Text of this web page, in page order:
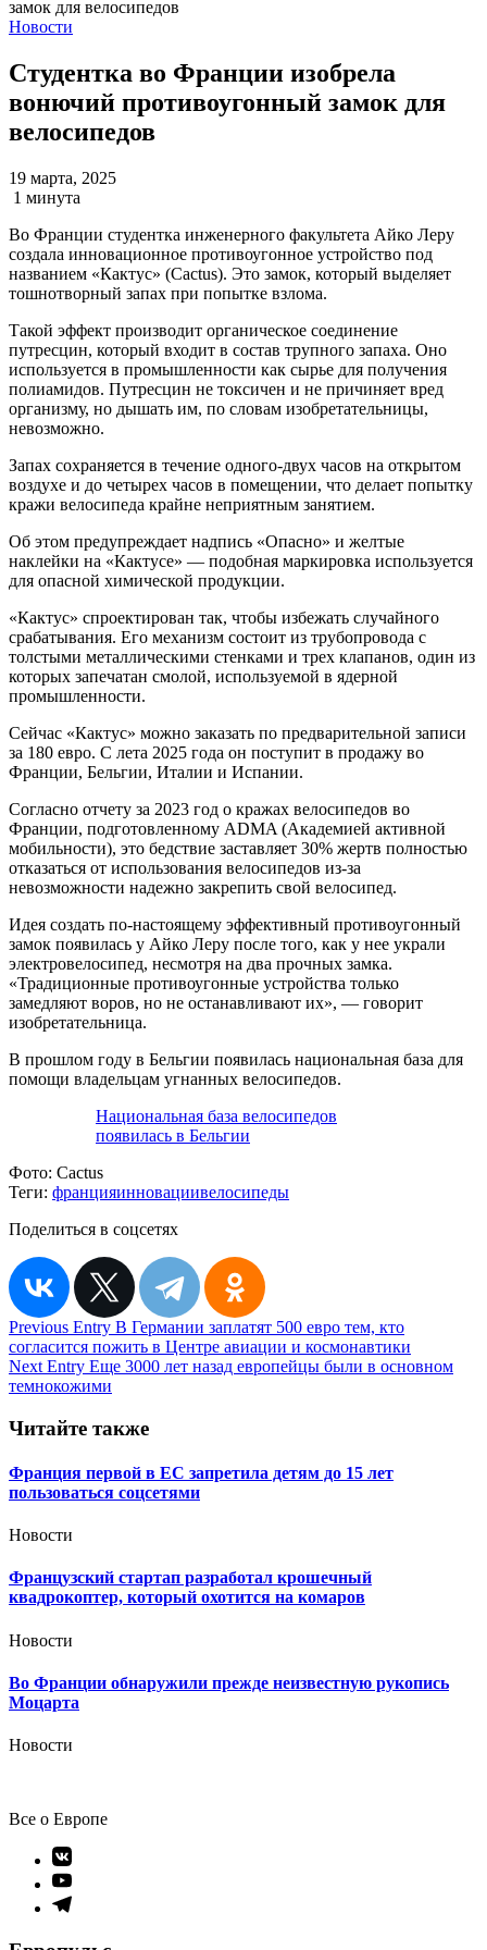
Новости
Студентка во Франции изобрела
вонючий противоугонный замок для
велосипедов
19 марта, 2025
1 минута
Во Франции студентка инженерного факультета Айко Леру
создала инновационное противоугонное устройство под
названием «Кактус» (Cactus). Это замок, который выделяет
тошнотворный запах при попытке взлома.
Такой эффект производит органическое соединение
путресцин, который входит в состав трупного запаха. Оно
используется в промышленности как сырье для получения
полиамидов. Путресцин не токсичен и не причиняет вред
организму, но дышать им, по словам изобретательницы,
невозможно.
Запах сохраняется в течение одного-двух часов на открытом
воздухе и до четырех часов в помещении, что делает попытку
кражи велосипеда крайне неприятным занятием.
Об этом предупреждает надпись «Опасно» и желтые
наклейки на «Кактусе» — подобная маркировка используется
для опасной химической продукции.
«Кактус» спроектирован так, чтобы избежать случайного
срабатывания. Его механизм состоит из трубопровода с
толстыми металлическими стенками и трех клапанов, один из
которых запечатан смолой, используемой в ядерной
промышленности.
Сейчас «Кактус» можно заказать по предварительной записи
за 180 евро. С лета 2025 года он поступит в продажу во
Франции, Бельгии, Италии и Испании.
Согласно отчету за 2023 год о кражах велосипедов во
Франции, подготовленному ADMA (Академией активной
мобильности), это бедствие заставляет 30% жертв полностью
отказаться от использования велосипедов из-за
невозможности надежно закрепить свой велосипед.
Идея создать по-настоящему эффективный противоугонный
замок появилась у Айко Леру после того, как у нее украли
электровелосипед, несмотря на два прочных замка.
«Традиционные противоугонные устройства только
замедляют воров, но не останавливают их», — говорит
изобретательница.
В прошлом году в Бельгии появилась национальная база для
помощи владельцам угнанных велосипедов.
Национальная база велосипедов
появилась в Бельгии
Фото: Cactus
Теги: францияинновациивелосипеды
Поделиться в соцсетях
Навигация
по
записям
Previous Entry В Германии заплатят 500 евро тем, кто
согласится пожить в Центре авиации и космонавтики
Next Entry Еще 3000 лет назад европейцы были в основном
темнокожими
Читайте также
Франция первой в ЕС запретила детям до 15 лет
пользоваться соцсетями
Новости
Французский стартап разработал крошечный
квадрокоптер, который охотится на комаров
Новости
Во Франции обнаружили прежде неизвестную рукопись
Моцарта
Новости
Все о Европе
Элемент
меню
Элемент
меню
Элемент